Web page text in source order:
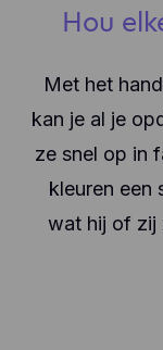
Hou
Met het
kan je al je
ze snel op in
kleuren een
wat hij of zij